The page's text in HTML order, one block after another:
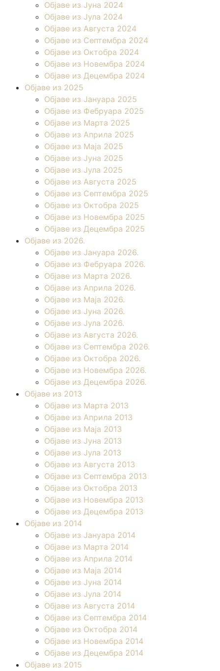
Објаве из Јуна 2024
Објаве из Јула 2024
Објаве из Августа 2024
Објаве из Септембра 2024
Објаве из Октобра 2024
Објаве из Новембра 2024
Објаве из Децембра 2024
Објаве из 2025
Објаве из Јануара 2025
Објаве из Фебруара 2025
Објаве из Марта 2025
Објаве из Априла 2025
Објаве из Маја 2025
Објаве из Јуна 2025
Објаве из Јула 2025
Објаве из Августа 2025
Објаве из Септембра 2025
Објаве из Октобра 2025
Објаве из Новембра 2025
Објаве из Децембра 2025
Објаве из 2026.
Објаве из Јануара 2026.
Објаве из Фебруара 2026.
Објаве из Марта 2026.
Објаве из Априла 2026.
Објаве из Маја 2026.
Објаве из Јуна 2026.
Објаве из Јула 2026.
Објаве из Августа 2026.
Објаве из Септембра 2026.
Објаве из Октобра 2026.
Објаве из Новембра 2026.
Објаве из Децембра 2026.
Објаве из 2013
Објаве из Марта 2013
Објаве из Априла 2013
Објаве из Маја 2013
Објаве из Јунa 2013
Објаве из Јула 2013
Објаве из Августа 2013
Објаве из Септембра 2013
Објаве из Октобра 2013
Објаве из Новембра 2013
Објаве из Децембра 2013
Објаве из 2014
Објаве из Јануара 2014
Објаве из Марта 2014
Објаве из Априла 2014
Објаве из Маја 2014
Објаве из Јуна 2014
Објаве из Јула 2014
Објаве из Августа 2014
Објаве из Септембра 2014
Објаве из Октобра 2014
Објаве из Новембра 2014
Објаве из Децембра 2014
Објаве из 2015